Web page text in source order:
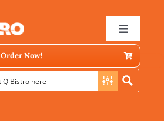
Toggle
Order Now!